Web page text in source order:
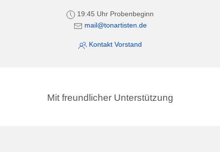
19:45 Uhr Probenbeginn
mail@tonartisten.de
Kontakt Vorstand
Mit freundlicher Unterstützung